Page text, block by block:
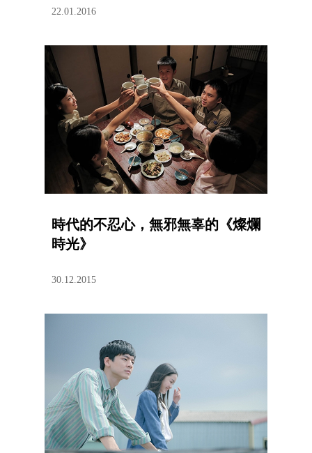
22.01.2016
時代的不忍心，無邪無辜的《燦爛
時光》
30.12.2015